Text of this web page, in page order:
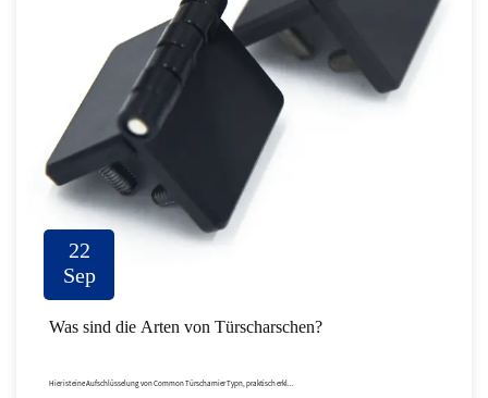
22
Sep
Was sind die Arten von Türscharschen?
Hier ist eine Aufschlüsselung von Common Türscharnier Typn, praktisch erkl...